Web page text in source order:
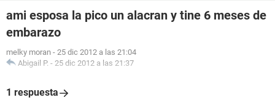
ami esposa la pico un alacran y tine 6 meses de
embarazo
melky moran - 25 dic 2012 a las 21:04
Abigail P. - 25 dic 2012 a las 21:37
1 respuesta